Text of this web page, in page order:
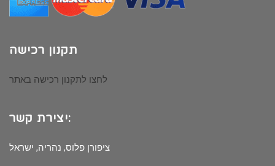
תקנון רכישה
לחצו לתקנון רכישה באתר
יצירת קשר:
ציפורן פלוס, נהריה, ישראל